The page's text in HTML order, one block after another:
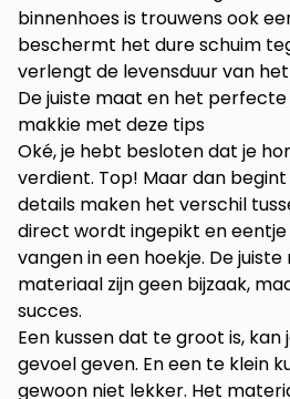
binnenhoes is trouwens ook
beschermt het dure schuim
verlengt de levensduur van het
De juiste maat en het
makkie met deze tips
Oké, je hebt besloten dat je
verdient. Top! Maar dan
details maken het verschil
direct wordt ingepikt en
vangen in een hoekje. De
materiaal zijn geen bijzaak,
succes.
Een kussen dat te groot is, kan
gevoel geven. En een te klein
gewoon niet lekker. Het